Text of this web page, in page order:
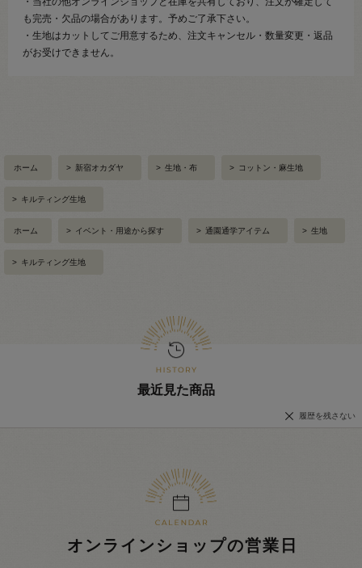
も完売・欠品の場合があります。予めご了承下さい。
・生地はカットしてご用意するため、注文キャンセル・数量変更・返品
がお受けできません。
ホーム > 新宿オカダヤ > 生地・布 > コットン・麻生地
> キルティング生地
ホーム > イベント・用途から探す > 通園通学アイテム > 生地
> キルティング生地
最近見た商品
履歴を残さない
オンラインショップの営業日